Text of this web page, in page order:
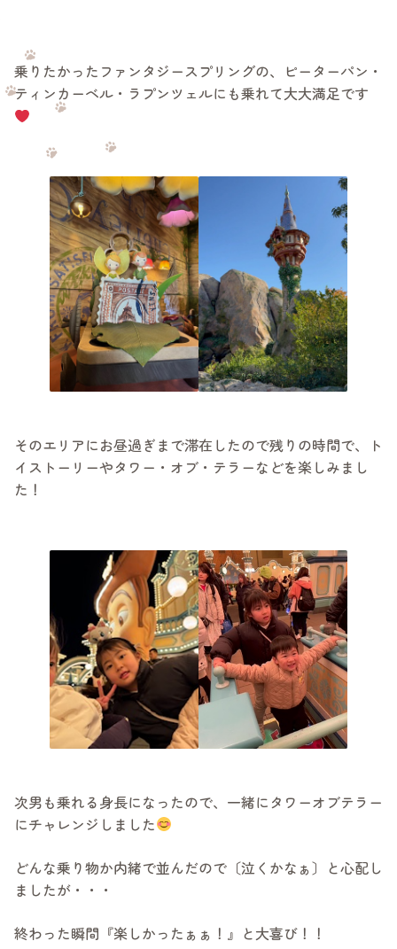
乗りたかったファンタジースプリングの、ピーターパン・
ティンカーベル・ラプンツェルにも乗れて大大満足です
そのエリアにお昼過ぎまで滞在したので残りの時間で、ト
イストーリーやタワー・オブ・テラーなどを楽しみまし
た！
次男も乗れる身長になったので、一緒にタワーオブテラー
にチャレンジしました
どんな乗り物か内緒で並んだので〔泣くかなぁ〕と心配し
ましたが・・・
終わった瞬間『楽しかったぁぁ！』と大喜び！！